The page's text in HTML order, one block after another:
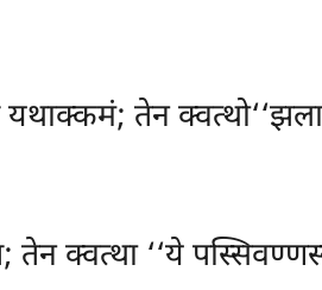
तेन क्वत्थो‘‘झला
क्वत्था ‘‘ये